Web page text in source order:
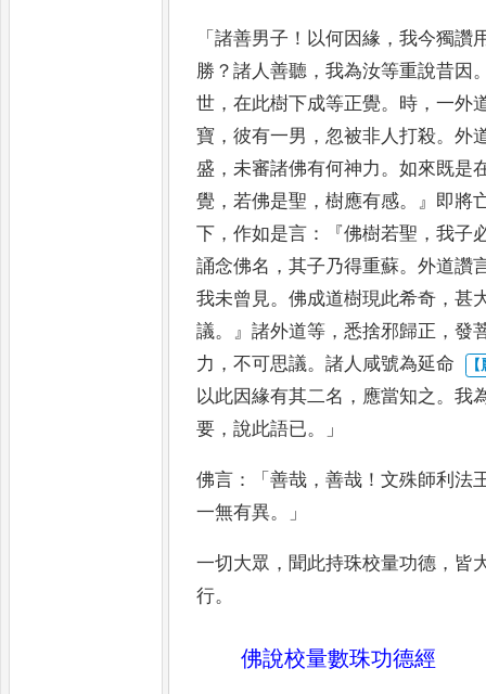
「諸善男子 ！ 以何因緣 ，我今獨讚
勝 ？諸人善聽 ，我為汝等重說昔因
世 ，在此樹下成等正覺。 時 ，一外
寶 ，彼有一男 ，忽被非人打殺。外
盛 ，未審諸佛有何神力。如來既是
覺 ，若佛是聖 ，樹應有感。』 即將
下 ，作如是言 ：『佛樹若聖 ，我子
誦念佛名 ，其子乃得重蘇。外道讚
我未曾見。佛成道樹現此希奇 ，甚
議。』諸外道等 ，悉捨邪歸正 ，發
力 ，不可思議。諸人咸號為延命
以此因緣有其二名 ， 應當知之。我
要 ，說此語已。」
佛言 ：「善哉 ，善哉 ！文殊師利法
一無有異。」
一切大眾 ， 聞此持珠校量功德 ， 皆
行。
佛說校量數珠功德經